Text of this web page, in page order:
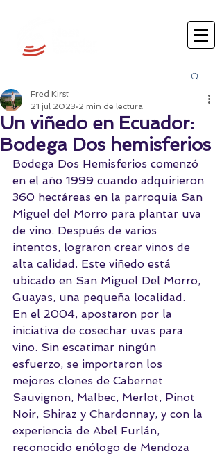
Un viñedo en Ecuador:
Bodega Dos hemisferios
Fred Kirst
21 jul 2023 2 min de lectura
Bodega Dos Hemisferios comenzó
en el año 1999 cuando adquirieron
360 hectáreas en la parroquia San
Miguel del Morro para plantar uva
de vino. Después de varios
intentos, lograron crear vinos de
alta calidad. Este viñedo está
ubicado en San Miguel Del Morro,
Guayas, una pequeña localidad.
En el 2004, apostaron por la
iniciativa de cosechar uvas para
vino. Sin escatimar ningún
esfuerzo, se importaron los
mejores clones de Cabernet
Sauvignon, Malbec, Merlot, Pinot
Noir, Shiraz y Chardonnay, y con la
experiencia de Abel Furlán,
reconocido enólogo de Mendoza